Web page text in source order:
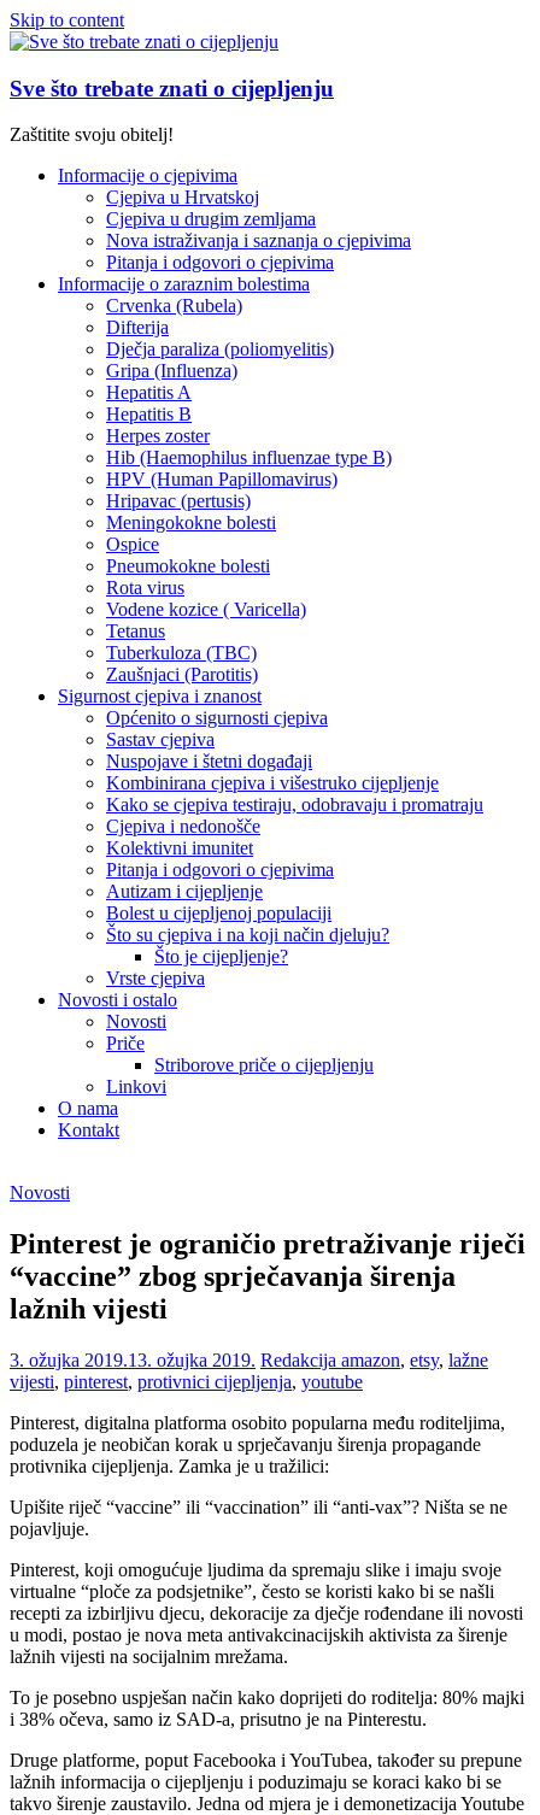
Skip to content
Sve što trebate znati o cijepljenju
Zaštitite svoju obitelj!
Informacije o cjepivima
Cjepiva u Hrvatskoj
Cjepiva u drugim zemljama
Nova istraživanja i saznanja o cjepivima
Pitanja i odgovori o cjepivima
Informacije o zaraznim bolestima
Crvenka (Rubela)
Difterija
Dječja paraliza (poliomyelitis)
Gripa (Influenza)
Hepatitis A
Hepatitis B
Herpes zoster
Hib (Haemophilus influenzae type B)
HPV (Human Papillomavirus)
Hripavac (pertusis)
Meningokokne bolesti
Ospice
Pneumokokne bolesti
Rota virus
Vodene kozice ( Varicella)
Tetanus
Tuberkuloza (TBC)
Zaušnjaci (Parotitis)
Sigurnost cjepiva i znanost
Općenito o sigurnosti cjepiva
Sastav cjepiva
Nuspojave i štetni događaji
Kombinirana cjepiva i višestruko cijepljenje
Kako se cjepiva testiraju, odobravaju i promatraju
Cjepiva i nedonošče
Kolektivni imunitet
Pitanja i odgovori o cjepivima
Autizam i cijepljenje
Bolest u cijepljenoj populaciji
Što su cjepiva i na koji način djeluju?
Što je cijepljenje?
Vrste cjepiva
Novosti i ostalo
Novosti
Priče
Striborove priče o cijepljenju
Linkovi
O nama
Kontakt
Novosti
Pinterest je ograničio pretraživanje riječi
“vaccine” zbog sprječavanja širenja
lažnih vijesti
3. ožujka 2019.13. ožujka 2019. Redakcija amazon, etsy, lažne
vijesti, pinterest, protivnici cijepljenja, youtube
Pinterest, digitalna platforma osobito popularna među roditeljima,
poduzela je neobičan korak u sprječavanju širenja propagande
protivnika cijepljenja. Zamka je u tražilici:
Upišite riječ “vaccine” ili “vaccination” ili “anti-vax”? Ništa se ne
pojavljuje.
Pinterest, koji omogućuje ljudima da spremaju slike i imaju svoje
virtualne “ploče za podsjetnike”, često se koristi kako bi se našli
recepti za izbirljivu djecu, dekoracije za dječje rođendane ili novosti
u modi, postao je nova meta antivakcinacijskih aktivista za širenje
lažnih vijesti na socijalnim mrežama.
To je posebno uspješan način kako doprijeti do roditelja: 80% majki
i 38% očeva, samo iz SAD-a, prisutno je na Pinterestu.
Druge platforme, poput Facebooka i YouTubea, također su prepune
lažnih informacija o cijepljenju i poduzimaju se koraci kako bi se
takvo širenje zaustavilo. Jedna od mjera je i demonetizacija Youtube